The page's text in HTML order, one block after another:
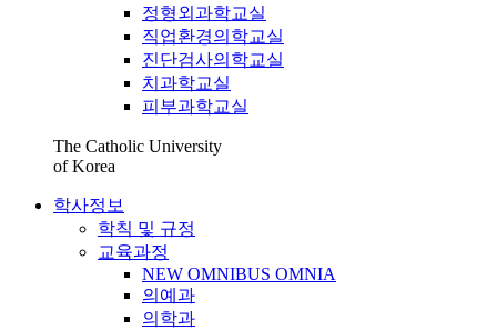
정형외과학교실
직업환경의학교실
진단검사의학교실
치과학교실
피부과학교실
The Catholic University
of Korea
학사정보
학칙 및 규정
교육과정
NEW OMNIBUS OMNIA
의예과
의학과